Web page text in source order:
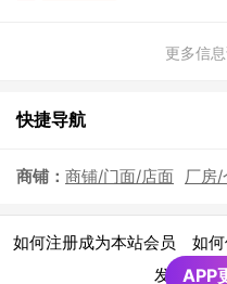
更多信
快捷导航
商铺： 商铺/门面/店面 厂房
如何注册成为本站会员 如
发布广告
APP